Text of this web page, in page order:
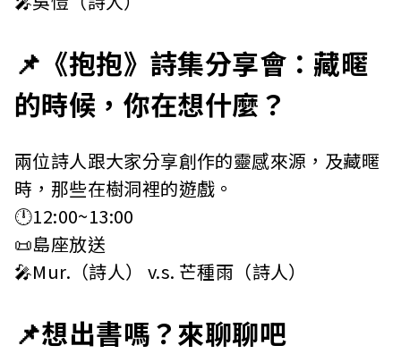
📌《抱抱》詩集分享會：藏暱
的時候，你在想什麼？
兩位詩人跟大家分享創作的靈感來源，及藏暱
時，那些在樹洞裡的遊戲。
🕛12:00~13:00
📜島座放送
🎤Mur.（詩人） v.s. 芒種雨（詩人）
📌想出書嗎？來聊聊吧